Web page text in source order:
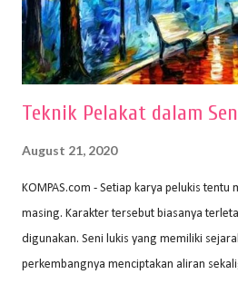
ideal digunakan untuk menggambar.
menggunakan pen...
Teknik Pelakat dalam
August 21, 2020
KOMPAS.com - Setiap karya pelukis
masing. Karakter tersebut biasanya
digunakan. Seni lukis yang memiliki
perkembangnya menciptakan aliran